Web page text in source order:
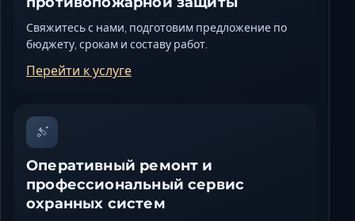
Свяжитесь с нами, подготовим предложение по
бюджету, срокам и составу работ.
Перейти к услуге
Оперативный ремонт и
профессиональный сервис
охранных систем